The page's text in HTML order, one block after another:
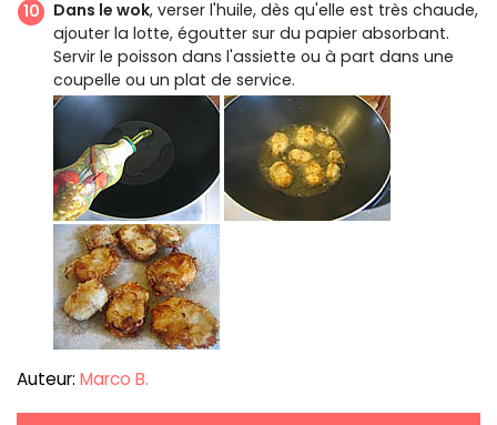
Dans le wok, verser l'huile, dès qu'elle est très chaude,
ajouter la lotte, égoutter sur du papier absorbant.
Servir le poisson dans l'assiette ou à part dans une
coupelle ou un plat de service.
Auteur: Marco B.